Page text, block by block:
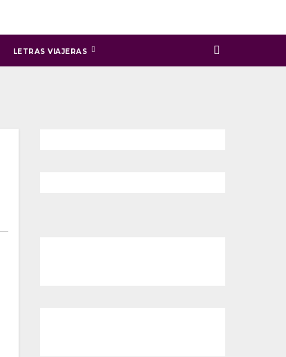
LETRAS VIAJERAS